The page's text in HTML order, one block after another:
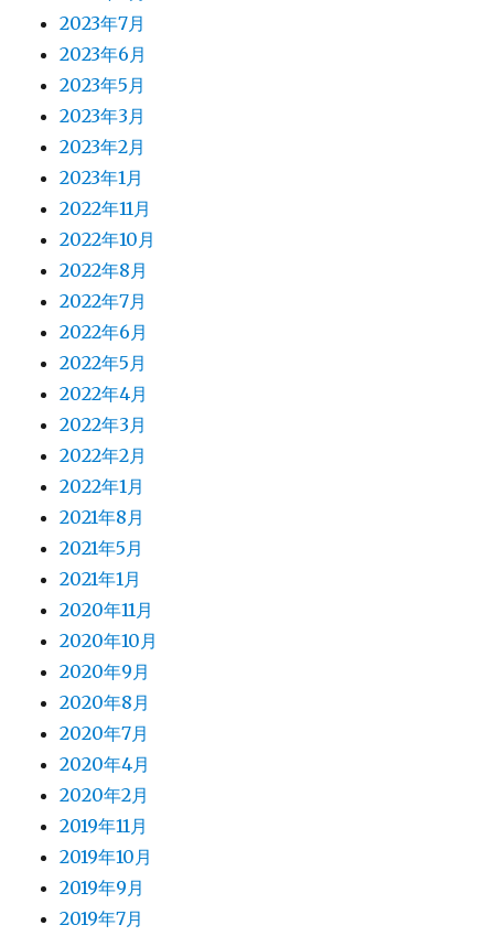
2023年7月
2023年6月
2023年5月
2023年3月
2023年2月
2023年1月
2022年11月
2022年10月
2022年8月
2022年7月
2022年6月
2022年5月
2022年4月
2022年3月
2022年2月
2022年1月
2021年8月
2021年5月
2021年1月
2020年11月
2020年10月
2020年9月
2020年8月
2020年7月
2020年4月
2020年2月
2019年11月
2019年10月
2019年9月
2019年7月